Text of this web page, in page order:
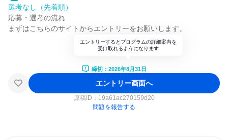
選考なし（先着順）
応募・選考の流れ
まずはこちらのサイトからエントリーをお願いします。
エントリーするとプログラムの詳細案内を
受け取れるようになります
締切：2026年8月31日
エントリー画面へ
原稿ID： 19a61ac270159d20
問題を報告する